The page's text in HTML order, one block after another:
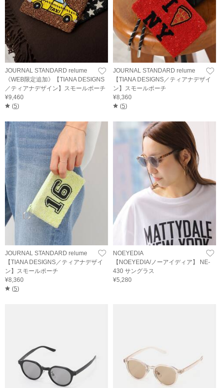
JOURNAL STANDARD relume
《WEB限定追加》【TIANA DESIGNS
／ティアナデザイン】スモールポーチ
¥9,460
(5)
JOURNAL STANDARD relume
【TIANA DESIGNS／ティアナデザイ
ン】スモールポーチ
¥8,360
(5)
JOURNAL STANDARD relume
【TIANA DESIGNS／ティアナデザイ
ン】スモールポーチ
¥8,360
(5)
NOEYEDIA
【NOEYEDIA/ノーアイディア】 NE-
430 サングラス
¥5,280